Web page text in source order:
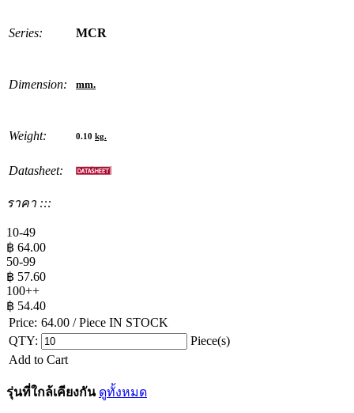
Series: MCR
Dimension: mm.
Weight: 0.10 kg.
Datasheet:
ราคา :::
10-49
฿ 64.00
50-99
฿ 57.60
100++
฿ 54.40
Price: 64.00 / Piece IN STOCK
QTY:
Piece(s)
Add to Cart
รุ่นที่ใกล้เคียงกัน ดูทั้งหมด